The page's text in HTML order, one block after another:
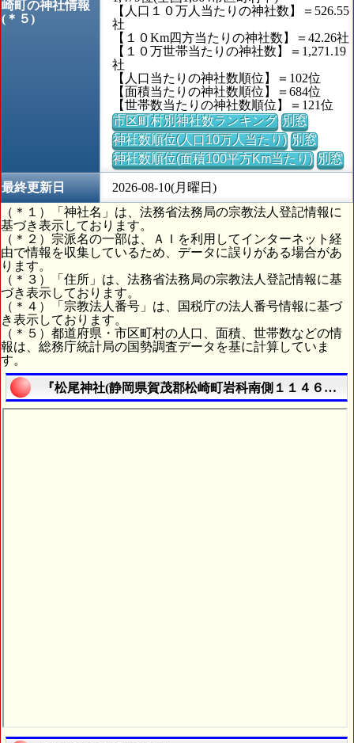
崎町の神社情報
(＊５)
【人口１０万人当たりの神社数】＝526.55
社
【１０Km四方当たりの神社数】＝42.26社
【１０万世帯当たりの神社数】＝1,271.19
社
【人口当たりの神社数順位】＝102位
【面積当たりの神社数順位】＝684位
【世帯数当たりの神社数順位】＝121位
市区町村別神社数ランキング 別窓
神社数順位(人口10万人当たり) 別窓
神社数順位(面積100平方Km当たり) 別窓
最終更新日
2026-08-10(月曜日)
（＊１）「神社名」は、法務省法務局の宗教法人登記情報に
基づき表示しております。
（＊２）宗派名の一部は、ＡＩを利用してインターネット経
由で情報を収集しているため、データに誤りがある場合があ
ります。
（＊３）「住所」は、法務省法務局の宗教法人登記情報に基
づき表示しております。
（＊４）「宗教法人番号」は、国税庁の法人番号情報に基づ
き表示しております。
（＊５）都道府県・市区町村の人口、面積、世帯数などの情
報は、総務庁統計局の国勢調査データを基に計算していま
す。
『松尾神社(静岡県賀茂郡松崎町岩科南側１１４６番